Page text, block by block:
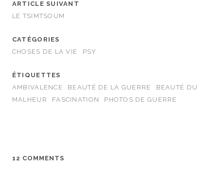
ARTICLE SUIVANT
LE TSIMTSOUM
CATÉGORIES
CHOSES DE LA VIE
PSY
ÉTIQUETTES
AMBIVALENCE
BEAUTÉ DE LA GUERRE
BEAUTÉ DU
MALHEUR
FASCINATION PHOTOS DE GUERRE
12 COMMENTS